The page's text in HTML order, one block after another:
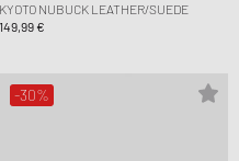
KYOTO NUBUCK LEATHER/SUEDE
149,99 €
-30%